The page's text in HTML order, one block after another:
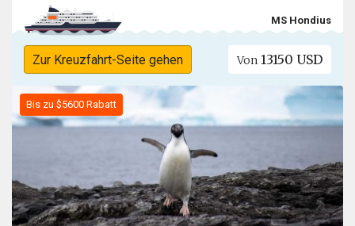
MS Hondius
Zur Kreuzfahrt-Seite gehen Von 13150 USD
Bis zu $5600 Rabatt